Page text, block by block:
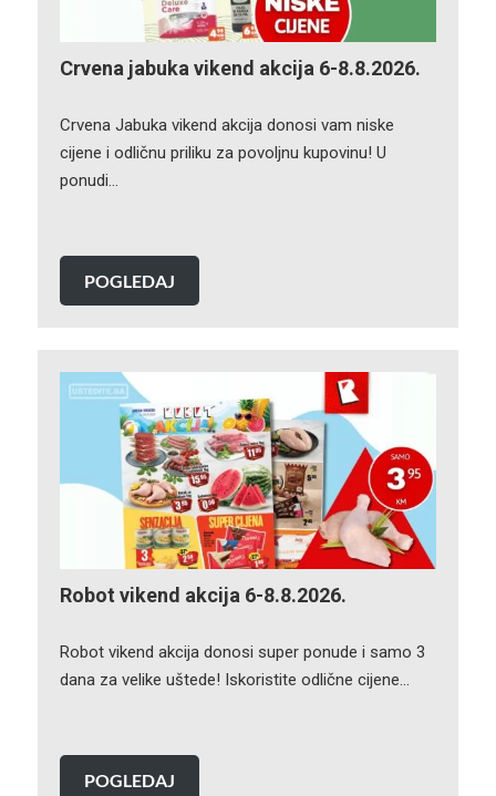
Crvena jabuka vikend akcija 6-8.8.2026.
Crvena Jabuka vikend akcija donosi vam niske
cijene i odličnu priliku za povoljnu kupovinu! U
ponudi…
POGLEDAJ
Robot vikend akcija 6-8.8.2026.
Robot vikend akcija donosi super ponude i samo 3
dana za velike uštede! Iskoristite odlične cijene…
POGLEDAJ